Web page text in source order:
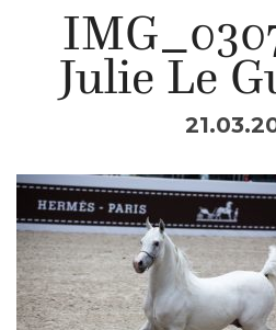
Julie Le